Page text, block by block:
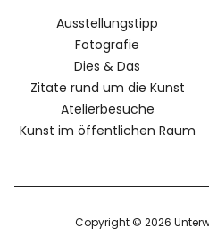
Ausstellungstipp
Fotografie
Dies & Das
Zitate rund um die Kunst
Atelierbesuche
Kunst im öffentlichen Raum
Copyright © 2026